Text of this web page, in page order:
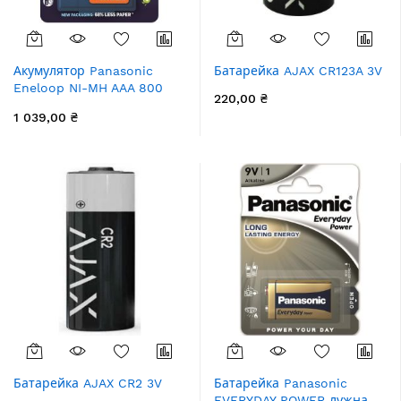
Акумулятор Panasonic
Eneloop NI-MH AAA 800
зберігання
1 039,00 ₴
Батарейка AJAX CR123A 3V
220,00 ₴
Батарейка AJAX CR2 3V
Батарейка Panasonic